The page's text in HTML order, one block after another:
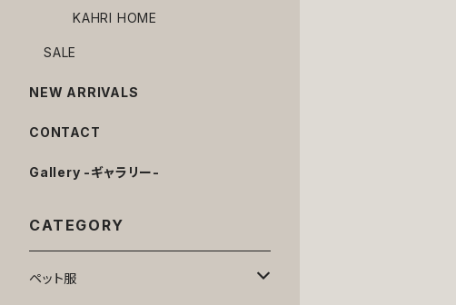
KAHRI HOME
SALE
NEW ARRIVALS
CONTACT
Gallery -ギャラリー-
CATEGORY
ペット服